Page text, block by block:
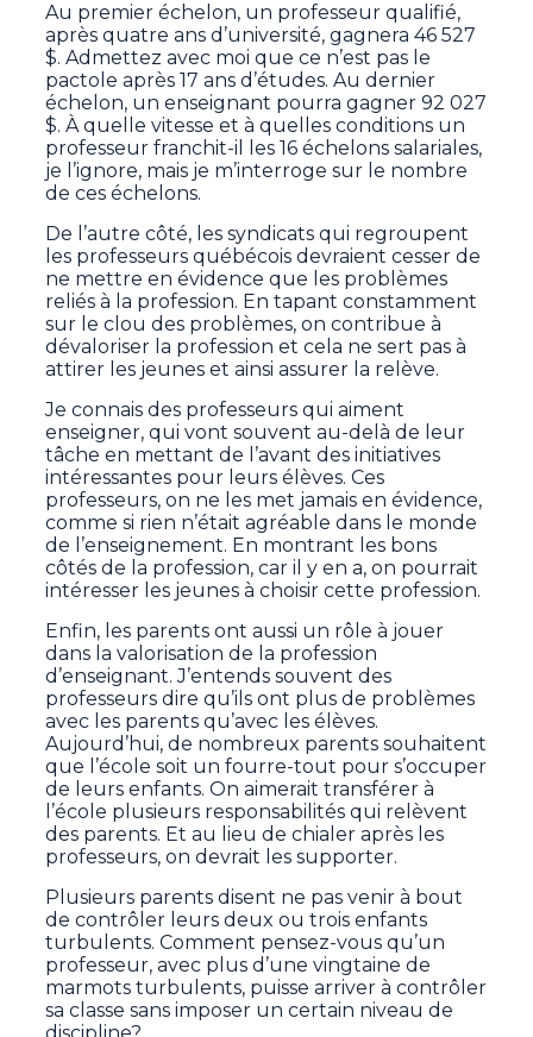
Au premier échelon, un professeur qualifié,
après quatre ans d’université, gagnera 46 527
$. Admettez avec moi que ce n’est pas le
pactole après 17 ans d’études. Au dernier
échelon, un enseignant pourra gagner 92 027
$. À quelle vitesse et à quelles conditions un
professeur franchit-il les 16 échelons salariales,
je l’ignore, mais je m’interroge sur le nombre
de ces échelons.
De l’autre côté, les syndicats qui regroupent
les professeurs québécois devraient cesser de
ne mettre en évidence que les problèmes
reliés à la profession. En tapant constamment
sur le clou des problèmes, on contribue à
dévaloriser la profession et cela ne sert pas à
attirer les jeunes et ainsi assurer la relève.
Je connais des professeurs qui aiment
enseigner, qui vont souvent au-delà de leur
tâche en mettant de l’avant des initiatives
intéressantes pour leurs élèves. Ces
professeurs, on ne les met jamais en évidence,
comme si rien n’était agréable dans le monde
de l’enseignement. En montrant les bons
côtés de la profession, car il y en a, on pourrait
intéresser les jeunes à choisir cette profession.
Enfin, les parents ont aussi un rôle à jouer
dans la valorisation de la profession
d’enseignant. J’entends souvent des
professeurs dire qu’ils ont plus de problèmes
avec les parents qu’avec les élèves.
Aujourd’hui, de nombreux parents souhaitent
que l’école soit un fourre-tout pour s’occuper
de leurs enfants. On aimerait transférer à
l’école plusieurs responsabilités qui relèvent
des parents. Et au lieu de chialer après les
professeurs, on devrait les supporter.
Plusieurs parents disent ne pas venir à bout
de contrôler leurs deux ou trois enfants
turbulents. Comment pensez-vous qu’un
professeur, avec plus d’une vingtaine de
marmots turbulents, puisse arriver à contrôler
sa classe sans imposer un certain niveau de